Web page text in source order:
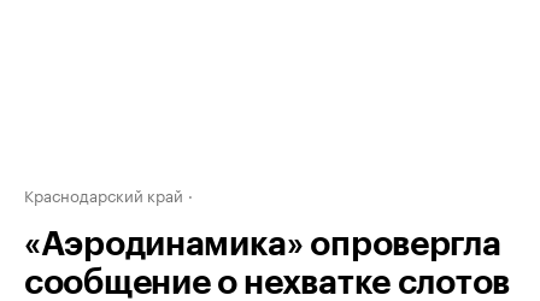
Краснодарский край
«Аэродинамика» опровергла
сообщение о нехватке слотов